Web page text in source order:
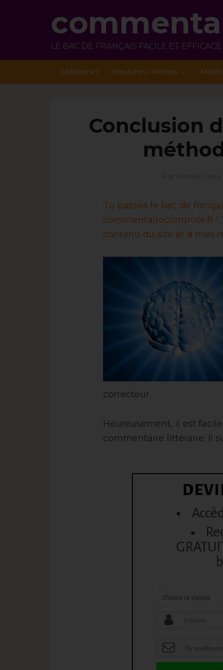
LE BAC DE FRANÇAIS FACILE ET EFFICACE
Débute ici Oeuvres / Fiches
Conclusion
Tu passes le bac de
commentairecompose.fr
contenu du site et à mes
correcteur.
Heureusement, il est
commentaire littéraire. Il
Choisis ta classe :